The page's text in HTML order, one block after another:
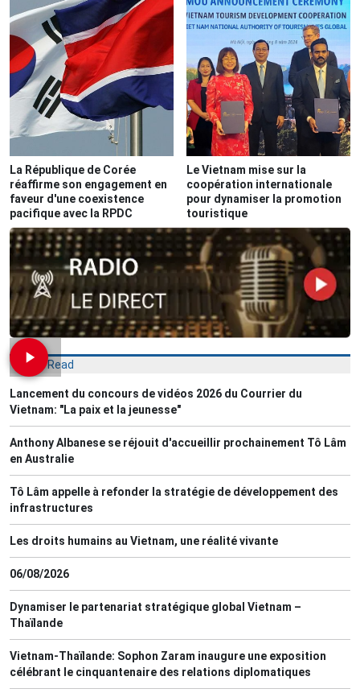
La République de Corée
réaffirme son engagement en
faveur d'une coexistence
pacifique avec la RPDC
Le Vietnam mise sur la
coopération internationale
pour dynamiser la promotion
touristique
Most Read
Lancement du concours de vidéos 2026 du Courrier du
Vietnam: "La paix et la jeunesse"
Anthony Albanese se réjouit d'accueillir prochainement Tô Lâm
en Australie
Tô Lâm appelle à refonder la stratégie de développement des
infrastructures
Les droits humains au Vietnam, une réalité vivante
06/08/2026
Dynamiser le partenariat stratégique global Vietnam –
Thaïlande
Vietnam-Thaïlande: Sophon Zaram inaugure une exposition
célébrant le cinquantenaire des relations diplomatiques